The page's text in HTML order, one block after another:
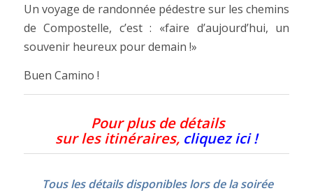
Un voyage de randonnée pédestre sur les chemins
de Compostelle, c’est : «faire d’aujourd’hui, un
souvenir heureux pour demain !»
Buen Camino !
Pour plus de détails
sur les itinéraires, cliquez ici !
Tous les détails disponibles lors de la soirée